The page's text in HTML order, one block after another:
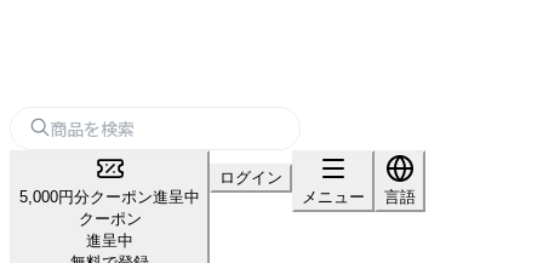
5,000円分クーポン進呈中
クーポン
進呈中
ログイン
メニュー
言語